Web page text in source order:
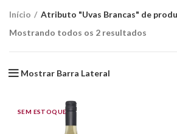
Início Atributo "Uvas Brancas" de
Mostrando todos os 2 resultados
Mostrar Barra Lateral
SEM ESTOQUE